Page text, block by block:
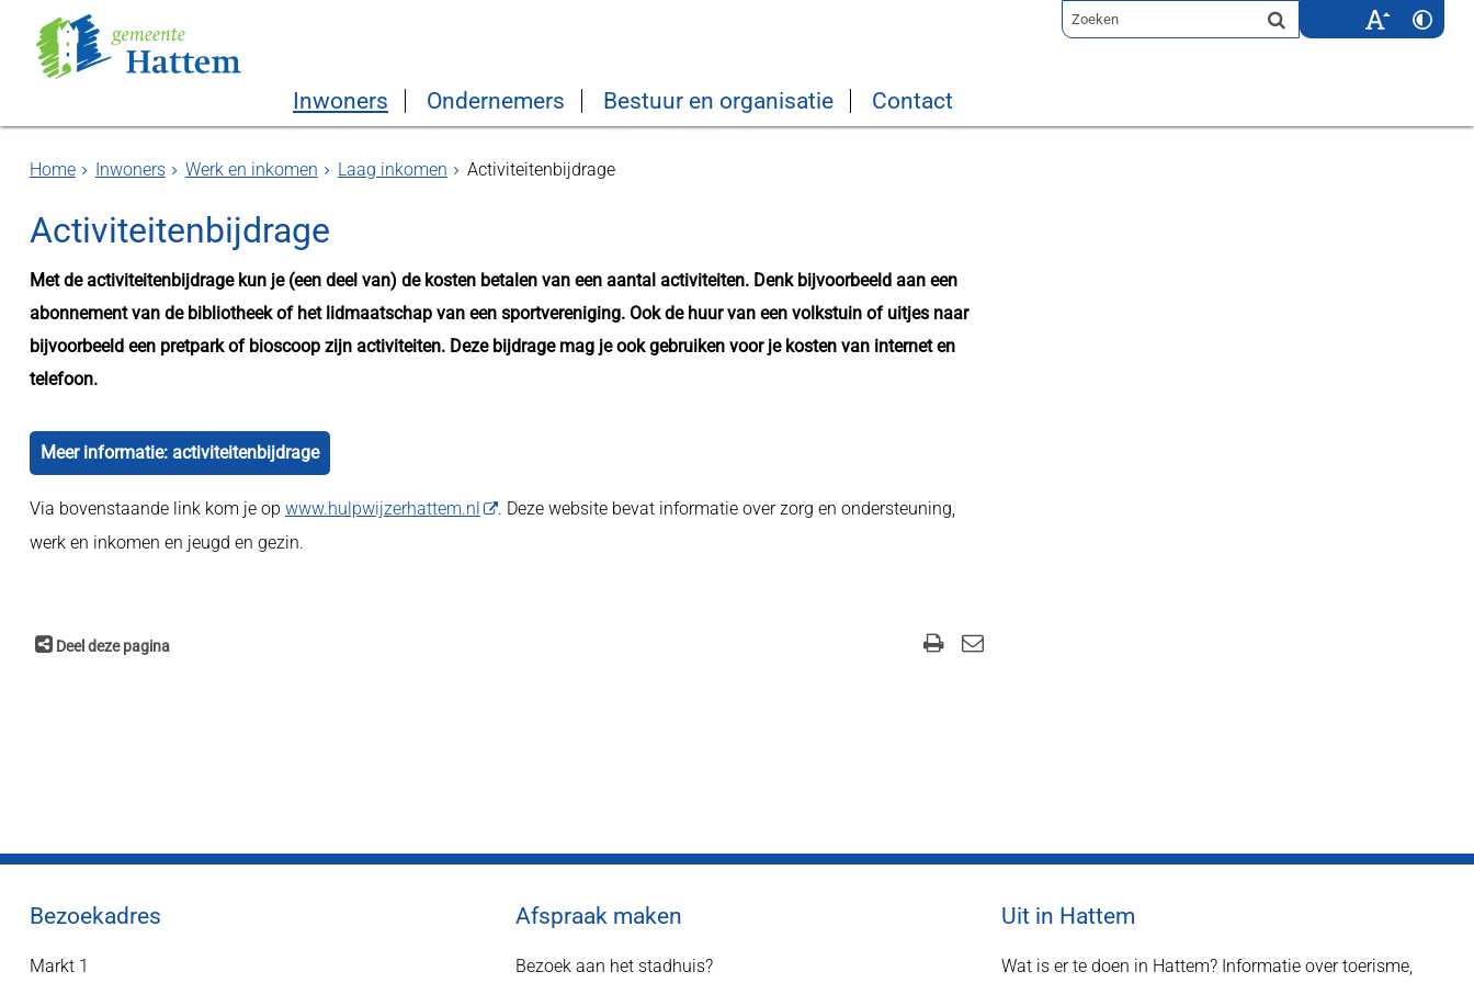
Inwoners Ondernemers Bestuur en organisatie Contact
Home Inwoners Werk en inkomen Laag inkomen Activiteitenbijdrage
Activiteitenbijdrage
Met de activiteitenbijdrage kun je (een deel van) de kosten betalen van een aantal activiteiten. Denk bijvoorbeeld aan een
abonnement van de bibliotheek of het lidmaatschap van een sportvereniging. Ook de huur van een volkstuin of uitjes naar
bijvoorbeeld een pretpark of bioscoop zijn activiteiten. Deze bijdrage mag je ook gebruiken voor je kosten van internet en
telefoon.
Meer informatie: activiteitenbijdrage
Via bovenstaande link kom je op www.hulpwijzerhattem.nl
. Deze website bevat informatie over zorg en ondersteuning,
werk en inkomen en jeugd en gezin.
Deel deze pagina
Bezoekadres
Markt 1
Afspraak maken
Bezoek aan het stadhuis?
Uit in Hattem
Wat is er te doen in Hattem? Informatie over toerisme,